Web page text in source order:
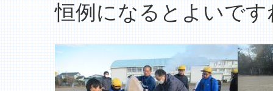
恒例になるとよいです